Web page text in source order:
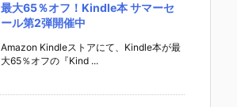
最大65％オフ！Kindle本 サマーセ
ール第2弾開催中
Amazon Kindleストアにて、Kindle本が最
大65％オフの『Kind ...